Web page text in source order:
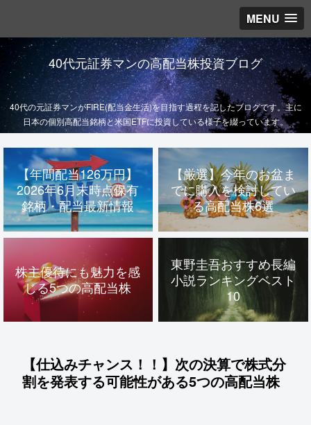
MENU
40代元証券マンの高配当株投資ブログ
40代の元証券マンがFIRE(配当金生活)を目指す過程を記したブログです。主に
日本の個別高配当銘柄と米国ETFに投資している様子を綴っています。
【年間配当126万円】
2026年6月末時点保有
銘柄・配当最新情報
【厳選】今年のお盆ま
でに購入を検討してい
る高配当株6選
株主優待にも魅力を感
じる5つの高配当株
東野圭吾おすすめ長編
小説ランキングベスト
10
【仕込みチャンス！！】次の決算で株式分
割を発表する可能性がある5つの高配当株